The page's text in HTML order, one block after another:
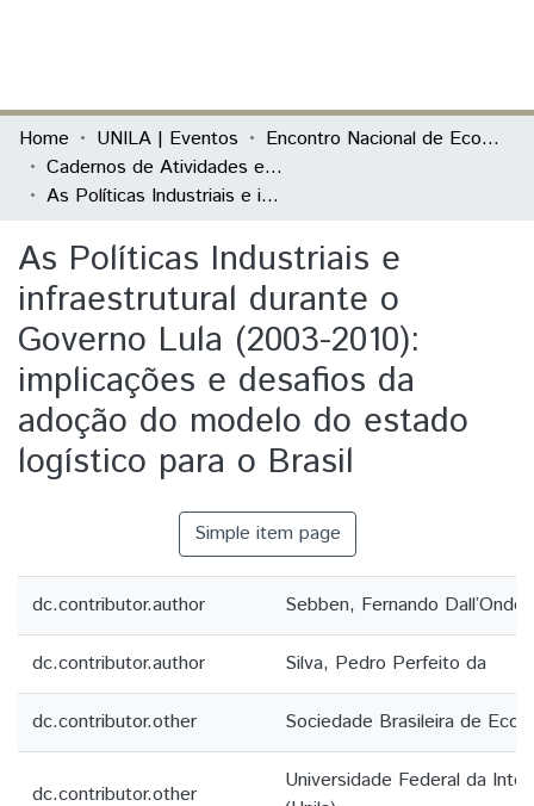
Communities & Collections
All of DSpace
Home UNILA | Eventos
Encontro Nacional de Economia Política
Cadernos de Atividades e Resumos
As Políticas Industriais e infraestrutural durante o Governo Lula (2003-2010): implicações e desafios da adoção do modelo do estado logístico para o Brasil
As Políticas Industriais e
infraestrutural durante o
Governo Lula (2003-2010):
implicações e desafios da
adoção do modelo do estado
logístico para o Brasil
Simple item page
dc.contributor.author Sebben, Fernando Dall’Onder
dc.contributor.author Silva, Pedro Perfeito da
dc.contributor.other Sociedade Brasileira de
dc.contributor.other
Universidade Federal da